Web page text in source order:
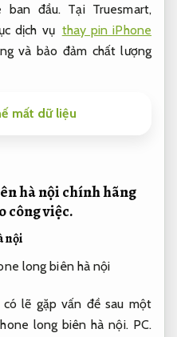
đầu. Tại Truesmart,
dịch vụ thay pin iPhone
và bảo đảm chất lượng
mất dữ liệu
hà nội chính hãng
công việc.
nội
lẽ gặp vấn đề sau một
long biên hà nội. PC.